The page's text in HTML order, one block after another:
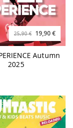
25,90 € 19,90 €
Autumn
2025